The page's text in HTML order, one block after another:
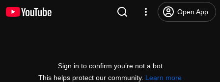
Open App
Sign in to confirm you’re not a bot
This helps protect our community. Learn more